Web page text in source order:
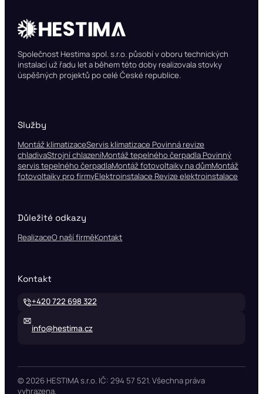
Společnost Hestima spol. s.r.o. působí v oboru technických
instalací už řadu let a během této doby realizovala stovky
úspěšných projektů po celé České republice.
Služby
Montáž klimatizaceServis klimatizace Povinná revize
chladivaStrojní chlazeníMontáž tepelného čerpadla Povinný
servis tepelného čerpadlaMontáž fotovoltaiky na důmMontáž
fotovoltaiky pro firmyElektroinstalace Revize elektroinstalace
Důležité odkazy
RealizaceO naší firměKontakt
Kontakt
+420 722 698 322
info@hestima.cz
© 2026 HESTIMA s.r.o. IČ: 294 57 521. Všechna práva
vyhrazena.